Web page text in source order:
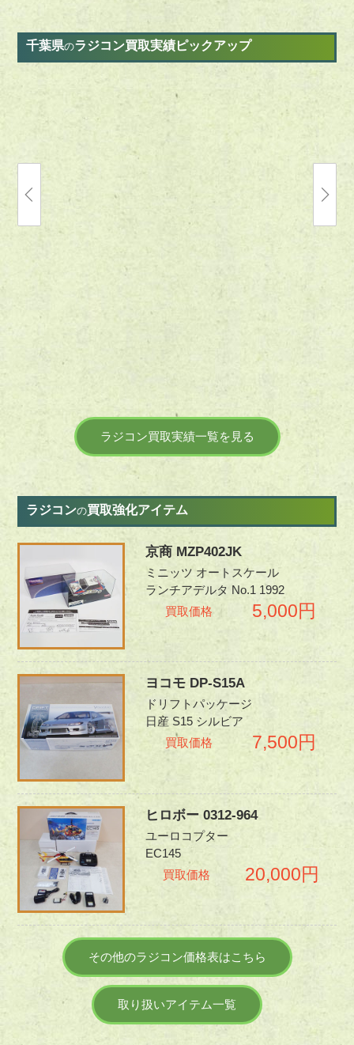
千葉県のラジコン買取実績ピックアップ
【出張】千葉県柏市のラジコン買取実績｜ラ
ジコンカー「1/10RC ビッグウィッグ
(2017)」他ガンプラ、プラレールなど
FELLING
ラジコン買取実績一覧を見る
ラジコンの買取強化アイテム
京商 MZP402JK
ミニッツ オートスケール
ランチアデルタ No.1 1992
買取価格
5,000円
ヨコモ DP-S15A
ドリフトパッケージ
日産 S15 シルビア
買取価格
7,500円
ヒロボー 0312-964
ユーロコプター
EC145
買取価格
20,000円
その他のラジコン価格表はこちら
取り扱いアイテム一覧